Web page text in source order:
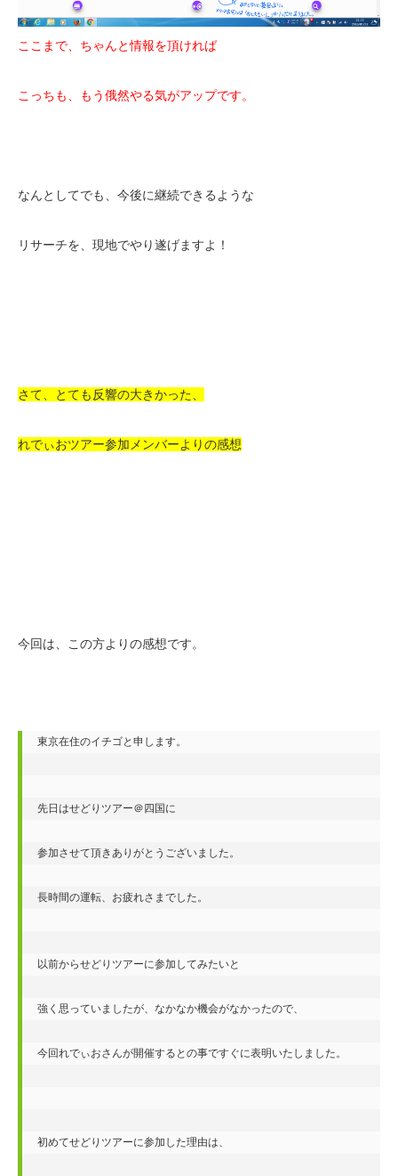
ここまで、ちゃんと情報を頂ければ
こっちも、もう俄然やる気がアップです。
なんとしてでも、今後に継続できるような
リサーチを、現地でやり遂げますよ！
さて、とても反響の大きかった、
れでぃおツアー参加メンバーよりの感想
今回は、この方よりの感想です。
東京在住のイチゴと申します。
先日はせどりツアー＠四国に
参加させて頂きありがとうございました。
長時間の運転、お疲れさまでした。
以前からせどりツアーに参加してみたいと
強く思っていましたが、なかなか機会がなかったので、
今回れでぃおさんが開催するとの事ですぐに表明いたしました。
初めてせどりツアーに参加した理由は、